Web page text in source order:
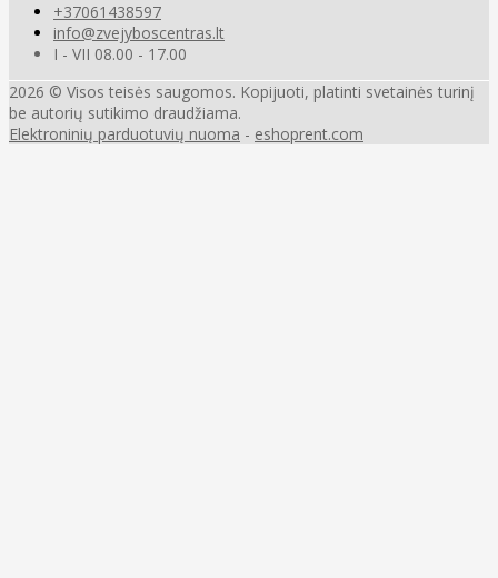
+37061438597
info@zvejyboscentras.lt
I - VII 08.00 - 17.00
2026 © Visos teisės saugomos. Kopijuoti, platinti svetainės turinį
be autorių sutikimo draudžiama.
Elektroninių parduotuvių nuoma - eshoprent.com